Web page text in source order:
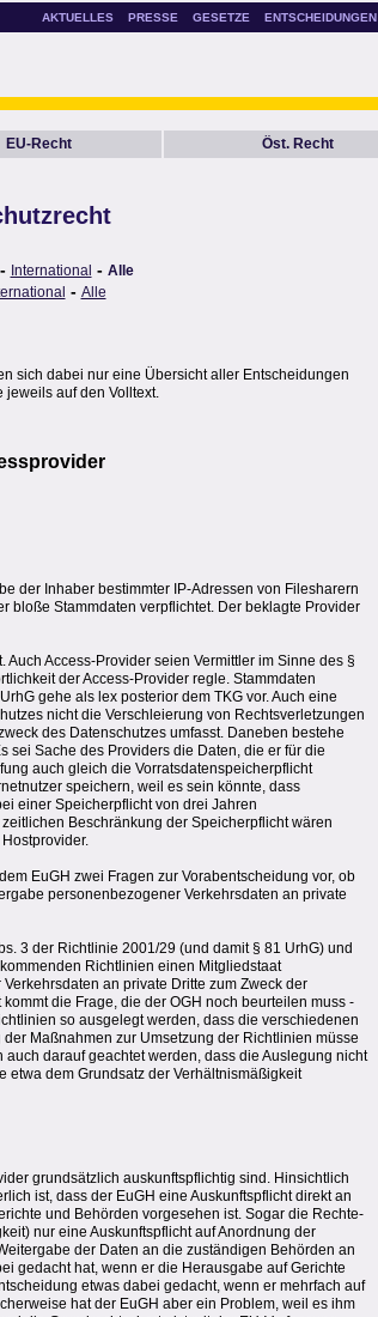
AKTUELLES PRESSE GESETZE ENTSCHEIDUNGEN
EU-Recht Öst. Recht
- International - Alle
- Alle
sich dabei nur eine Übersicht aller Entscheidungen
auf den Volltext.
der Inhaber bestimmter IP-Adressen von Filesharern
bloße Stammdaten verpflichtet. Der beklagte Provider
Access-Provider seien Vermittler im Sinne des §
der Access-Provider regle. Stammdaten
gehe als lex posterior dem TKG vor. Auch eine
nicht die Verschleierung von Rechtsverletzungen
des Datenschutzes umfasst. Daneben bestehe
sei Sache des Providers die Daten, die er für die
auch gleich die Vorratsdatenspeicherpflicht
speichern, weil es sein könnte, dass
einer Speicherpflicht von drei Jahren
Beschränkung der Speicherpflicht wären
EuGH zwei Fragen zur Vorabentscheidung vor, ob
personenbezogener Verkehrsdaten an private
3 der Richtlinie 2001/29 (und damit § 81 UrhG) und
Richtlinien einen Mitgliedstaat
an private Dritte zum Zweck der
die Frage, die der OGH noch beurteilen muss -
so ausgelegt werden, dass die verschiedenen
Maßnahmen zur Umsetzung der Richtlinien müsse
darauf geachtet werden, dass die Auslegung nicht
etwa dem Grundsatz der Verhältnismäßigkeit
grundsätzlich auskunftspflichtig sind. Hinsichtlich
ist, dass der EuGH eine Auskunftspflicht direkt an
und Behörden vorgesehen ist. Sogar die Rechte-
nur eine Auskunftspflicht auf Anordnung der
der Daten an die zuständigen Behörden an
gedacht hat, wenn er die Herausgabe auf Gerichte
etwas dabei gedacht, wenn er mehrfach auf
hat der EuGH aber ein Problem, weil es ihm